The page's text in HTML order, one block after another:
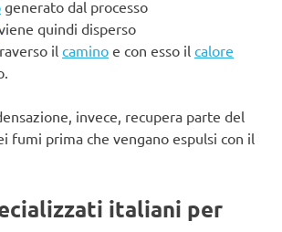
generato dal processo
quindi disperso
il camino e con esso il calore
invece, recupera parte del
fumi prima che vengano espulsi con il
italiani per